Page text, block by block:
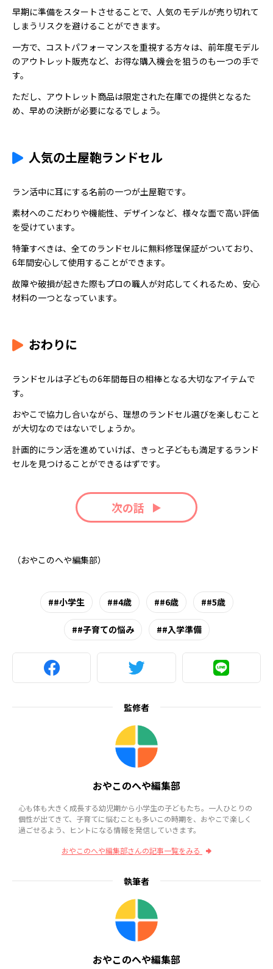
早期に準備をスタートさせることで、人気のモデルが売り切れて
しまうリスクを避けることができます。
一方で、コストパフォーマンスを重視する方々は、前年度モデル
のアウトレット販売など、お得な購入機会を狙うのも一つの手で
す。
ただし、アウトレット商品は限定された在庫での提供となるた
め、早めの決断が必要になるでしょう。
人気の土屋鞄ランドセル
ラン活中に耳にする名前の一つが土屋鞄です。
素材へのこだわりや機能性、デザインなど、様々な面で高い評価
を受けています。
特筆すべきは、全てのランドセルに無料修理保証がついており、
6年間安心して使用することができます。
故障や破損が起きた際もプロの職人が対応してくれるため、安心
材料の一つとなっています。
おわりに
ランドセルは子どもの6年間毎日の相棒となる大切なアイテムで
す。
おやこで協力し合いながら、理想のランドセル選びを楽しむこと
が大切なのではないでしょうか。
計画的にラン活を進めていけば、きっと子どもも満足するランド
セルを見つけることができるはずです。
次の話
（おやこのへや編集部）
#小学生 #4歳 #6歳 #5歳
#子育ての悩み #入学準備
監修者
おやこのへや編集部
心も体も大きく成長する幼児期から小学生の子どもたち。一人ひとりの
個性が出てきて、子育てに悩むことも多いこの時期を、おやこで楽しく
過ごせるよう、ヒントになる情報を発信していきます。
おやこのへや編集部さんの記事一覧をみる
執筆者
おやこのへや編集部